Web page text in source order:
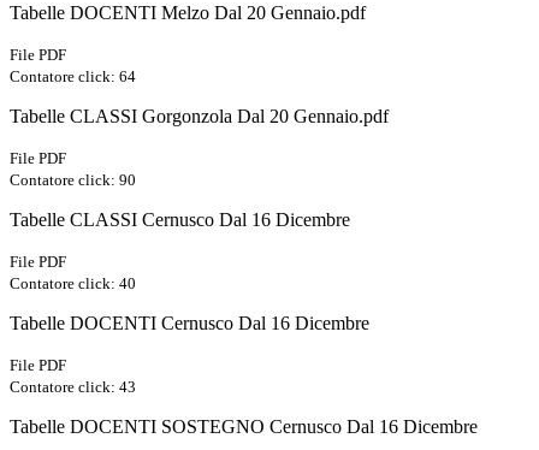
Tabelle DOCENTI Melzo Dal 20 Gennaio.pdf
File PDF
Contatore click: 64
Tabelle CLASSI Gorgonzola Dal 20 Gennaio.pdf
File PDF
Contatore click: 90
Tabelle CLASSI Cernusco Dal 16 Dicembre
File PDF
Contatore click: 40
Tabelle DOCENTI Cernusco Dal 16 Dicembre
File PDF
Contatore click: 43
Tabelle DOCENTI SOSTEGNO Cernusco Dal 16 Dicembre